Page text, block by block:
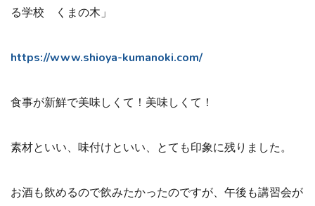
る学校 くまの木」
https://www.shioya-kumanoki.com/
食事が新鮮で美味しくて！美味しくて！
素材といい、味付けといい、とても印象に残りました。
お酒も飲めるので飲みたかったのですが、午後も講習会が